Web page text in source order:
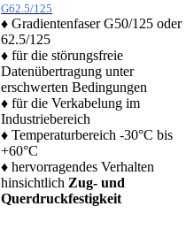
G62.5/125
♦ Gradientenfaser G50/125 oder
62.5/125
♦ für die störungsfreie
Datenübertragung unter
erschwerten Bedingungen
♦ für die Verkabelung im
Industriebereich
♦ Temperaturbereich -30°C bis
+60°C
♦ hervorragendes Verhalten
hinsichtlich Zug- und
Querdruckfestigkeit